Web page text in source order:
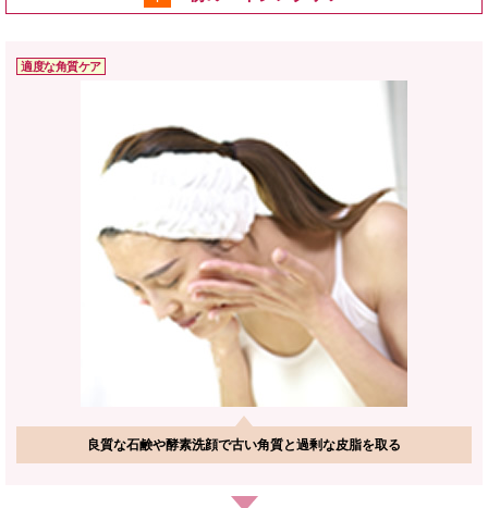
適度な角質ケア
良質な石鹸や酵素洗顔で古い角質と過剰な皮脂を取る